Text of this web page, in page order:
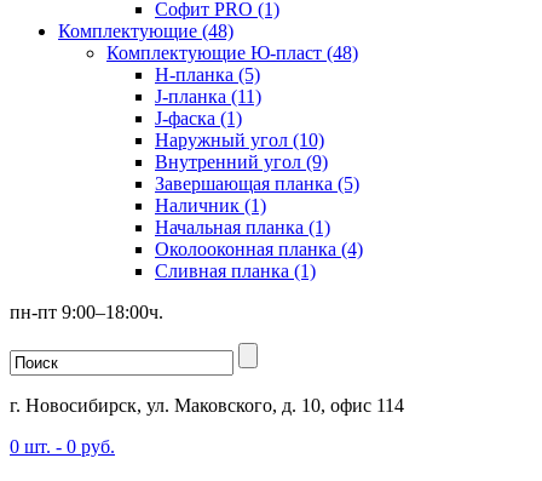
Софит PRO (1)
Комплектующие (48)
Комплектующие Ю-пласт (48)
H-планка (5)
J-планка (11)
J-фаска (1)
Наружный угол (10)
Внутренний угол (9)
Завершающая планка (5)
Наличник (1)
Начальная планка (1)
Околооконная планка (4)
Сливная планка (1)
пн-пт 9:00–18:00ч.
г. Новосибирск, ул. Маковского, д. 10, офис 114
0 шт. - 0 руб.